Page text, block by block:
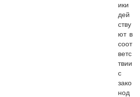
ики
дей
ству
ют в
соот
ветс
твии
с
зако
нод